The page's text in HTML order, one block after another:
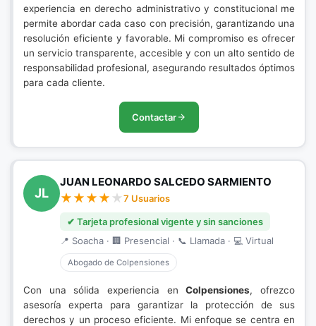
experiencia en derecho administrativo y constitucional me
permite abordar cada caso con precisión, garantizando una
resolución eficiente y favorable. Mi compromiso es ofrecer
un servicio transparente, accesible y con un alto sentido de
responsabilidad profesional, asegurando resultados óptimos
para cada cliente.
Contactar
JL
JUAN LEONARDO SALCEDO SARMIENTO
7 Usuarios
✔ Tarjeta profesional vigente y sin sanciones
📍 Soacha · 🏢 Presencial · 📞 Llamada · 💻 Virtual
Abogado de Colpensiones
Con una sólida experiencia enColpensiones, ofrezco
asesoría experta para garantizar la protección de sus
derechos y un proceso eficiente. Mi enfoque se centra en